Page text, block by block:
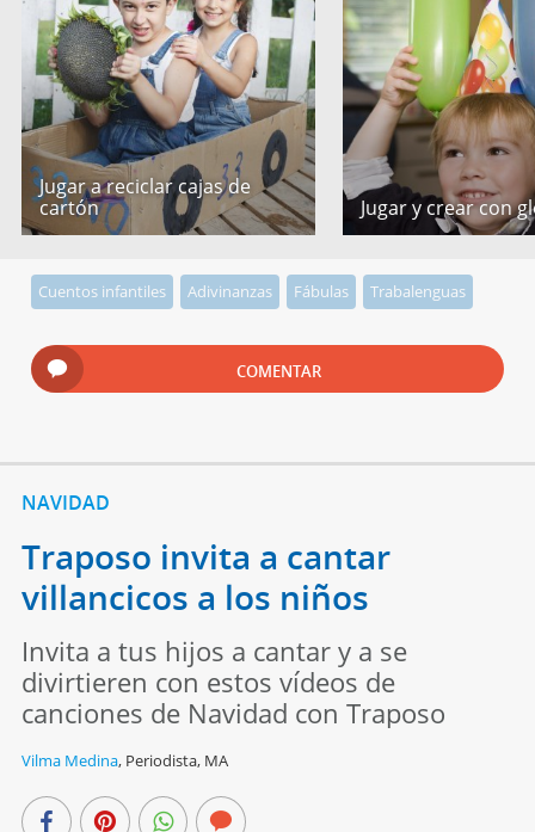
Jugar a reciclar cajas de
cartón
Jugar y crear con
Cuentos infantiles Adivinanzas Fábulas Trabalenguas
COMENTAR
NAVIDAD
Traposo invita a cantar
villancicos a los niños
Invita a tus hijos a cantar y a se
divirtieren con estos vídeos de
canciones de Navidad con Traposo
Vilma Medina, Periodista, MA